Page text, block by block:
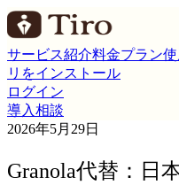
サービス紹介料金プラン
リをインストール
ログイン
導入相談
2026年5月29日
Granola代替：日